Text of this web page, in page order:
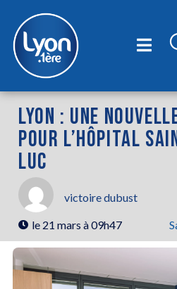
LYON : UNE
POUR L’HÔPITAL
LUC
victoire dubust
le 21 mars à 09h47